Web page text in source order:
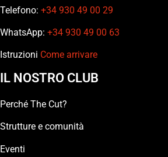
Telefono: +34 930 49 00 29
WhatsApp: +34 930 49 00 63
Istruzioni Come arrivare
IL NOSTRO CLUB
Perché The Cut?
Strutture e comunità
Eventi